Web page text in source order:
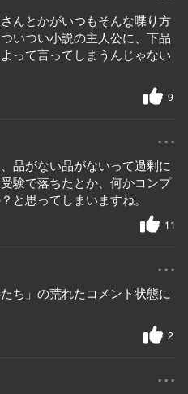
んとかがいつもそんな喋り方
いつい小説の主人公に、下品
って言ってしまうんじゃない
9
...
品がない品がないって過剰に
験で落ちたとか、何かコンプ
と思ってしまいますね。
11
...
たち」の荒れたコメント状態に
2
...